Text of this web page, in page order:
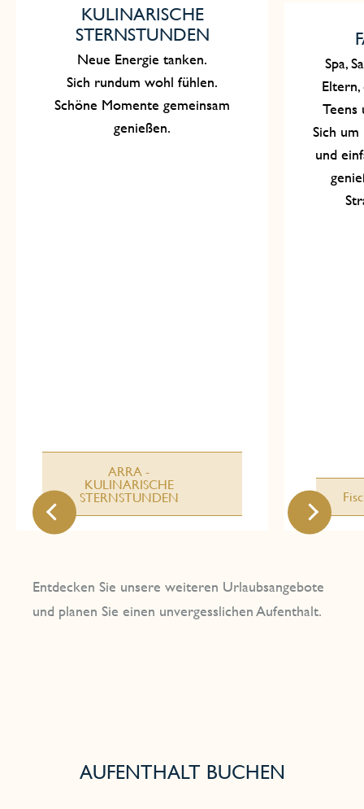
KULINARISCHE
STERNSTUNDEN
Neue Energie tanken.
Sich rundum wohl fühlen.
Schöne Momente gemeinsam
genießen.
ARRA -
KULINARISCHE
STERNSTUNDEN
Spa,
Teens
Sich
und
Entdecken Sie unsere weiteren Urlaubsangebote
und planen Sie einen unvergesslichen Aufenthalt.
AUFENTHALT BUCHEN